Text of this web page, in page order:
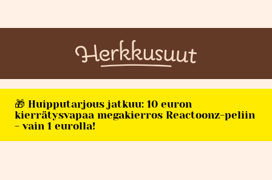
🎁 Huipputarjous jatkuu: 10 euron
kierrätysvapaa megakierros Reactoonz-peliin
- vain 1 eurolla!